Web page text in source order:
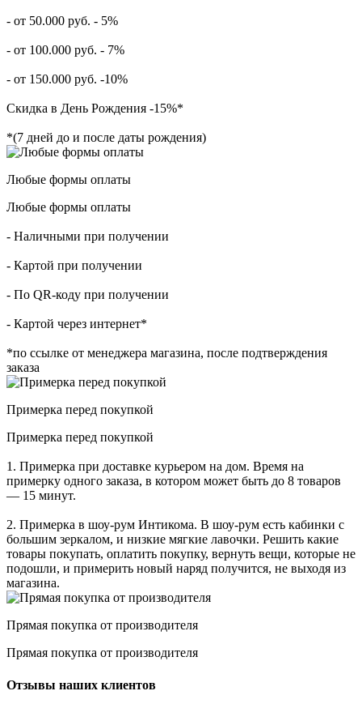
- от 50.000 руб. - 5%
- от 100.000 руб. - 7%
- от 150.000 руб. -10%
Скидка в День Рождения -15%*
*(7 дней до и после даты рождения)
Любые формы оплаты
Любые формы оплаты
- Наличными при получении
- Картой при получении
- По QR-коду при получении
- Картой через интернет*
*по ссылке от менеджера магазина, после подтверждения
заказа
Примерка перед покупкой
Примерка перед покупкой
1. Примерка при доставке курьером на дом. Время на
примерку одного заказа, в котором может быть до 8 товаров
— 15 минут.
2. Примерка в шоу-рум Интикома. В шоу-рум есть кабинки с
большим зеркалом, и низкие мягкие лавочки. Решить какие
товары покупать, оплатить покупку, вернуть вещи, которые не
подошли, и примерить новый наряд получится, не выходя из
магазина.
Прямая покупка от производителя
Прямая покупка от производителя
Отзывы наших клиентов